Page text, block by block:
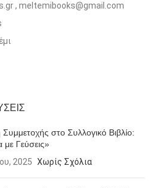
, meltemibooks@gmail.com
στο Συλλογικό Βιβλίο:
Γεύσεις»
2025 Χωρίς Σχόλια